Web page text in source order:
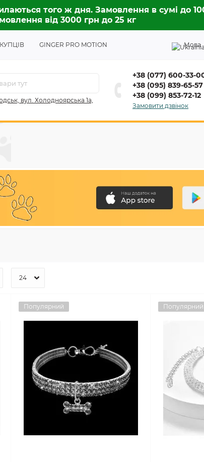
того ж дня. Замовлення в сумі до
від 3000 грн до 25 кг
GINGER PRO MOTION Мова
вул. Холодноярська 1а,
+38 (077) 600-33-
+38 (095) 839-65-57
+38 (099) 853-72-12
Замовити дзвінок
Популярний Популярний